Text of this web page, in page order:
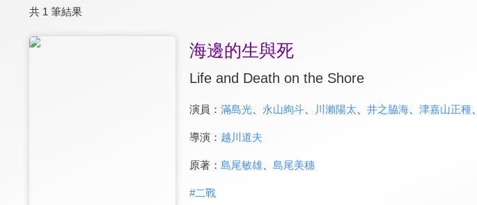
共 1 筆結果
海邊的生與死
Life and Death on the Shore
演員： 滿島光、 永山絢斗、 川瀨陽太 井之脇海、 津嘉山正種、
導演： 越川道夫
原著： 島尾敏雄、 島尾美穗
#二戰